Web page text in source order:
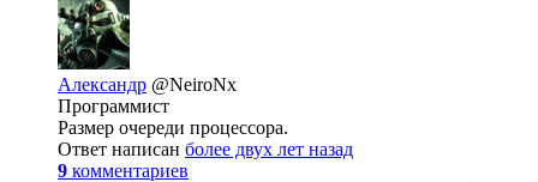
Александр @NeiroNx
Программист
Размер очереди процессора.
Ответ написан более двух лет назад
9 комментариев